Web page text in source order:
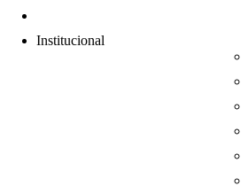
Institucional